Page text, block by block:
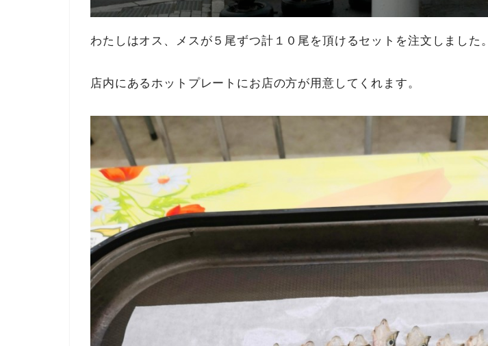
わたしはオス、メスが５尾ずつ計１０尾を頂けるセットを注文しました。
店内にあるホットプレートにお店の方が用意してくれます。